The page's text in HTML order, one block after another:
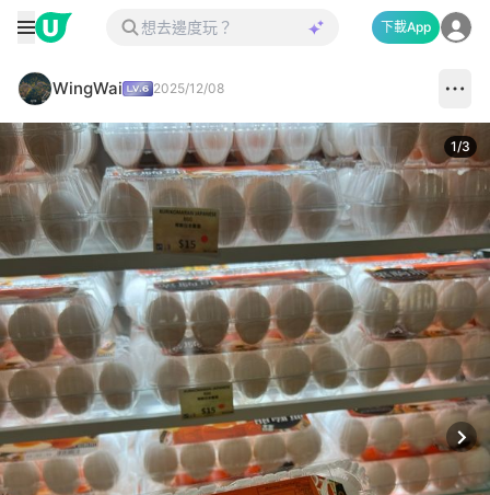
下載App
WingWai 2025/12/08
1/3